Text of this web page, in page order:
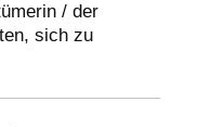
/ der
sich zu